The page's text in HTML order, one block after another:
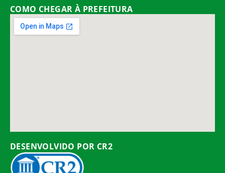
COMO CHEGAR À PREFEITURA
DESENVOLVIDO POR CR2